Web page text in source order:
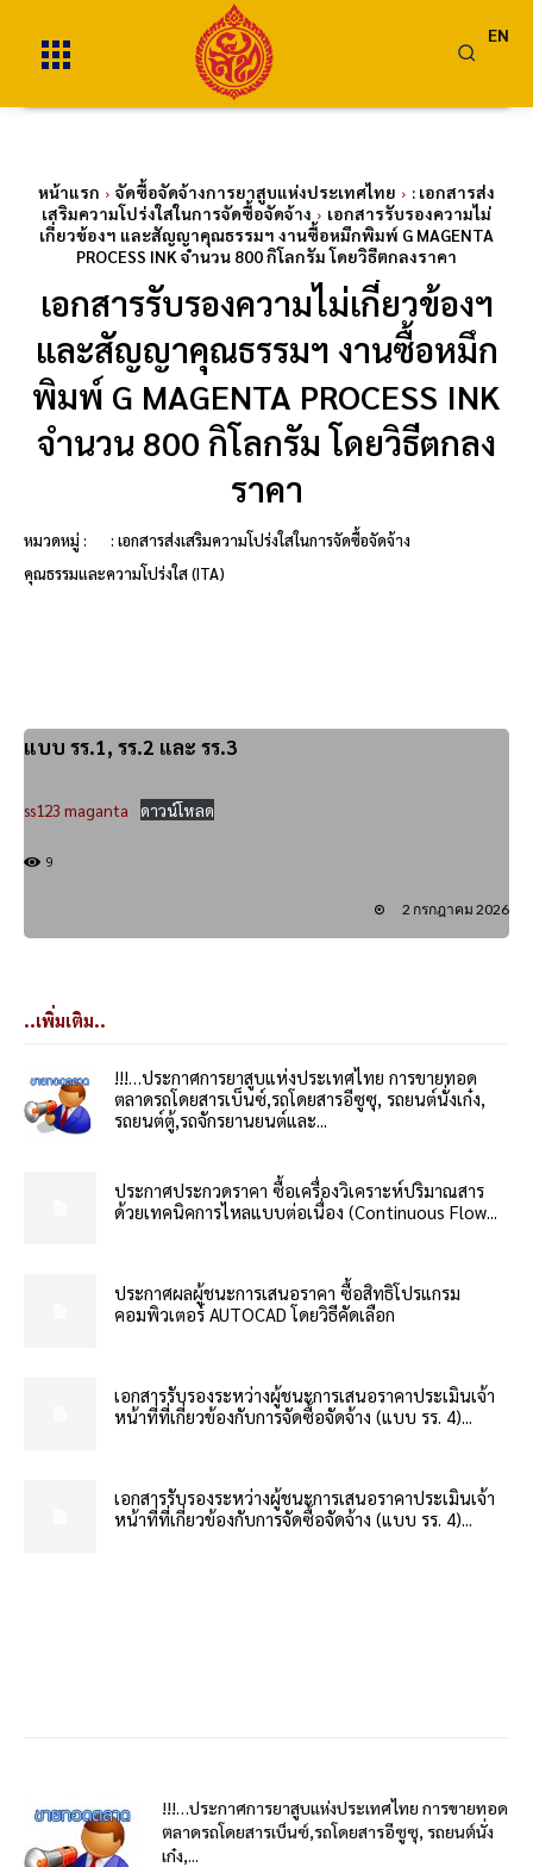
EN
หน้าแรก จัดซื้อจัดจ้างการยาสูบแห่งประเทศไทย
: เอกสารส่ง
เสริมความโปร่งใสในการจัดซื้อจัดจ้าง
เอกสารรับรองความไม่
เกี่ยวข้องฯ และสัญญาคุณธรรมฯ งานซื้อหมึกพิมพ์ G MAGENTA
PROCESS INK จำนวน 800 กิโลกรัม โดยวิธีตกลงราคา
เอกสารรับรองความไม่เกี่ยวข้องฯ
และสัญญาคุณธรรมฯ งานซื้อหมึก
พิมพ์ G MAGENTA PROCESS INK
จำนวน 800 กิโลกรัม โดยวิธีตกลง
ราคา
หมวดหมู่ :
: เอกสารส่งเสริมความโปร่งใสในการจัดซื้อจัดจ้าง
คุณธรรมและความโปร่งใส (ITA)
แบบ รร.1, รร.2 และ รร.3
ss123 maganta ดาวน์โหลด
9
2 กรกฎาคม 2026
..เพิ่มเติม..
!!!…ประกาศการยาสูบแห่งประเทศไทย การขายทอด
ตลาดรถโดยสารเบ็นซ์,รถโดยสารอีซูซุ, รถยนต์นั่งเก๋ง,
รถยนต์ตู้,รถจักรยานยนต์และ...
ประกาศประกวดราคา ซื้อเครื่องวิเคราะห์ปริมาณสาร
ด้วยเทคนิคการไหลแบบต่อเนื่อง (Continuous Flow...
ประกาศผลผู้ชนะการเสนอราคา ซื้อสิทธิโปรแกรม
คอมพิวเตอร์ AUTOCAD โดยวิธีคัดเลือก
เอกสารรับรองระหว่างผู้ชนะการเสนอราคาประเมินเจ้า
หน้าที่ที่เกี่ยวข้องกับการจัดซื้อจัดจ้าง (แบบ รร. 4)...
เอกสารรับรองระหว่างผู้ชนะการเสนอราคาประเมินเจ้า
หน้าที่ที่เกี่ยวข้องกับการจัดซื้อจัดจ้าง (แบบ รร. 4)...
!!!…ประกาศการยาสูบแห่งประเทศไทย การขายทอด
ตลาดรถโดยสารเบ็นซ์,รถโดยสารอีซูซุ, รถยนต์นั่ง
เก๋ง,...